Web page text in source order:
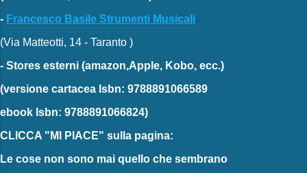
- Francesco Basile Strumenti Musicali
(Via Matteotti, 14 - Taranto )
- Stores esterni (amazon,Apple, Kobo, ecc.)
(versione cartacea Isbn: 9788891066589
ebook Isbn: 9788891066824)
CLICCA "MI PIACE" sulla pagina:
Le cose non sono mai quello che sembrano